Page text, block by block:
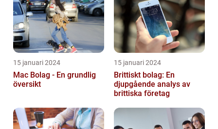
15 januari 2024
Mac Bolag - En grundlig
översikt
15 januari 2024
Brittiskt bolag: En
djupgående analys av
brittiska företag